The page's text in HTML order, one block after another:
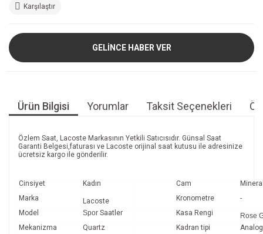
Karşılaştır
GELİNCE HABER VER
Ürün Bilgisi Yorumlar Taksit Seçenekleri
Özlem Saat, Lacoste Markasının Yetkili Satıcısıdır. Günsal Saat
Garanti Belgesi,faturası ve Lacoste orijinal saat kutusu ile adresinize
ücretsiz kargo ile gönderilir.
Cinsiyet Kadın Cam
Marka
Lacoste Kronometre
-
Model
Spor Saatler Kasa Rengi
Rose
Mekanizma
Quartz Kadran tipi
Analog